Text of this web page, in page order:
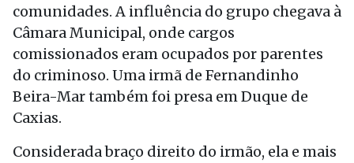
comunidades. A influência do grupo chegava à
Câmara Municipal, onde cargos
comissionados eram ocupados por parentes
do criminoso. Uma irmã de Fernandinho
Beira-Mar também foi presa em Duque de
Caxias.
Considerada braço direito do irmão, ela e mais